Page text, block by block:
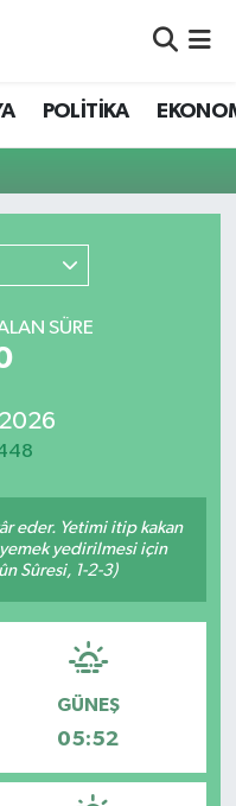
POLİTİKA
SÜRE
eder. Yetimi itip kakan
yedirilmesi için
Sûresi, 1-2-3)
GÜNEŞ
05:52
Fikstür